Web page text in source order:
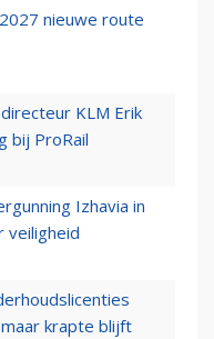
nieuwe route
KLM Erik
bij ProRail
Izhavia in
veiligheid
krapte blijft